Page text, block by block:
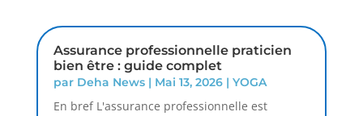
Assurance professionnelle praticien
bien être : guide complet
par Deha News| Mai 13, 2026| YOGA
En bref L'assurance professionnelle est